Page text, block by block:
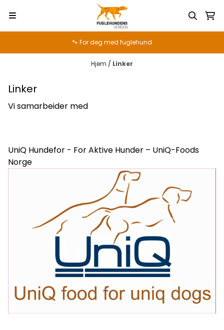
🐾 For deg med fuglehund
Hjem / Linker
Linker
Vi samarbeider med
UniQ Hundefor - For Aktive Hunder – UniQ-Foods
Norge